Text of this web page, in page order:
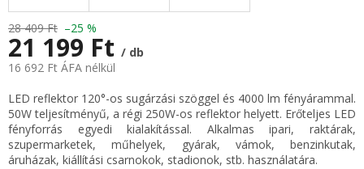
28 409 Ft –25 %
21 199 Ft / db
16 692 Ft ÁFA nélkül
Egységár:
LED reflektor 120°-os sugárzási szöggel és 4000 lm fényárammal.
50W teljesítményű, a régi 250W-os reflektor helyett. Erőteljes LED
fényforrás egyedi kialakítással. Alkalmas ipari, raktárak,
szupermarketek, műhelyek, gyárak, vámok, benzinkutak,
áruházak, kiállítási csarnokok, stadionok, stb. használatára.